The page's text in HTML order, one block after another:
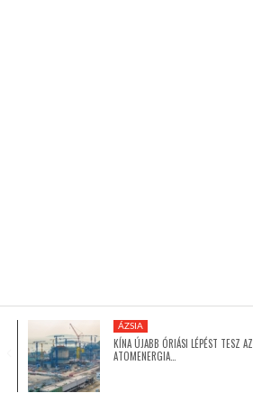
GLOBOTV BP
ÁZSIA
KÍNA ÚJABB ÓRIÁSI LÉPÉST TESZ AZ
ATOMENERGIA…